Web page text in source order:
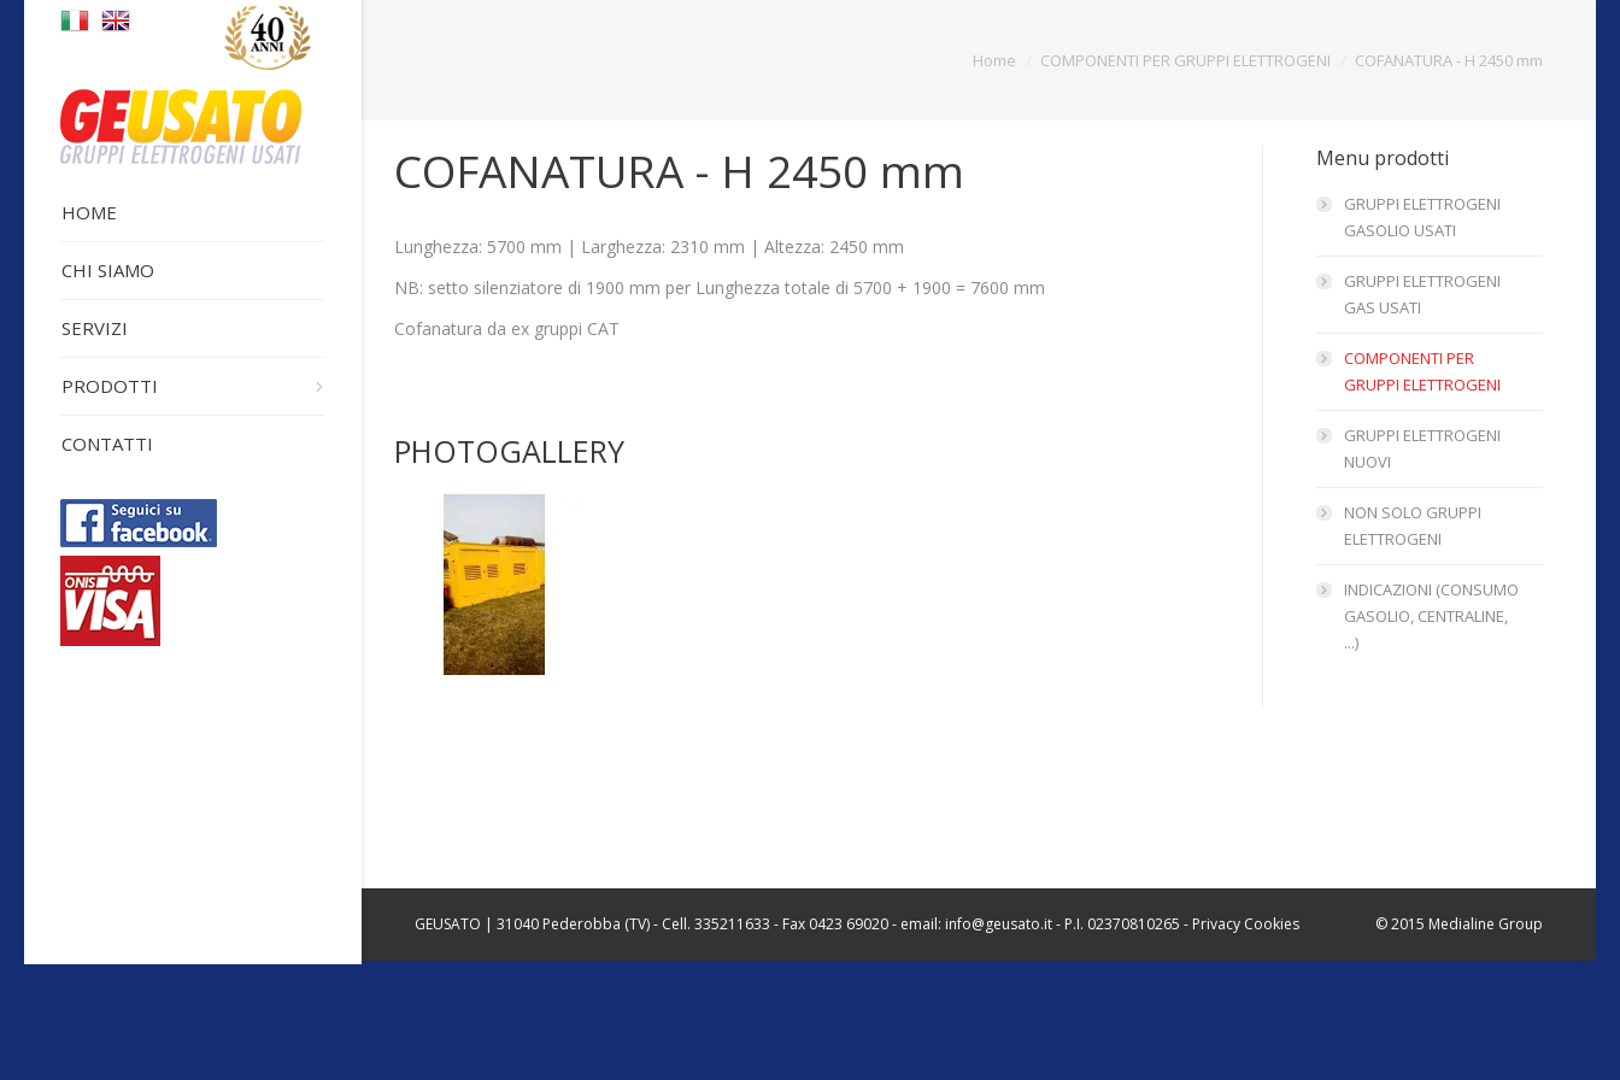
HOME
CHI SIAMO
SERVIZI
PRODOTTI
CONTATTI
Home COMPONENTI PER GRUPPI ELETTROGENI COFANATURA - H 2450 mm
COFANATURA - H 2450 mm
Lunghezza: 5700 mm | Larghezza: 2310 mm | Altezza: 2450 mm
NB: setto silenziatore di 1900 mm per Lunghezza totale di 5700 + 1900 = 7600 mm
Cofanatura da ex gruppi CAT
PHOTOGALLERY
Menu prodotti
GRUPPI ELETTROGENI
GASOLIO USATI
GRUPPI ELETTROGENI
GAS USATI
COMPONENTI PER
GRUPPI ELETTROGENI
GRUPPI ELETTROGENI
NUOVI
NON SOLO GRUPPI
ELETTROGENI
INDICAZIONI (CONSUMO
GASOLIO, CENTRALINE,
...)
GEUSATO | 31040 Pederobba (TV) - Cell. 335211633 - Fax 0423 69020 - email: info@geusato.it- P.I. 02370810265 - Privacy Cookies © 2015 Medialine Group